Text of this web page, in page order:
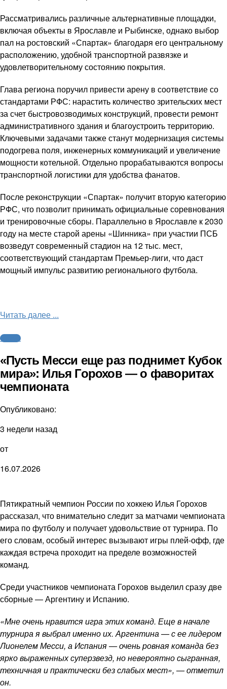
Рассматривались различные альтернативные площадки,
включая объекты в Ярославле и Рыбинске, однако выбор
пал на ростовский «Спартак» благодаря его центральному
расположению, удобной транспортной развязке и
удовлетворительному состоянию покрытия.
Глава региона поручил привести арену в соответствие со
стандартами РФС: нарастить количество зрительских мест
за счет быстровозводимых конструкций, провести ремонт
административного здания и благоустроить территорию.
Ключевыми задачами также станут модернизация системы
подогрева поля, инженерных коммуникаций и увеличение
мощности котельной. Отдельно прорабатываются вопросы
транспортной логистики для удобства фанатов.
После реконструкции «Спартак» получит вторую категорию
РФС, что позволит принимать официальные соревнования
и тренировочные сборы. Параллельно в Ярославле к 2030
году на месте старой арены «Шинника» при участии ПСБ
возведут современный стадион на 12 тыс. мест,
соответствующий стандартам Премьер-лиги, что даст
мощный импульс развитию регионального футбола.
Читать далее ...
Футбол
«Пусть Месси еще раз поднимет Кубок
мира»: Илья Горохов — о фаворитах
чемпионата
Опубликовано:
3 недели назад
от
16.07.2026
Пятикратный чемпион России по хоккею Илья Горохов
рассказал, что внимательно следит за матчами чемпионата
мира по футболу и получает удовольствие от турнира. По
его словам, особый интерес вызывают игры плей-офф, где
каждая встреча проходит на пределе возможностей
команд.
Среди участников чемпионата Горохов выделил сразу две
сборные — Аргентину и Испанию.
«Мне очень нравится игра этих команд. Еще в начале
турнира я выбрал именно их. Аргентина — с ее лидером
Лионелем Месси, а Испания — очень ровная команда без
ярко выраженных суперзвезд, но невероятно сыгранная,
техничная и практически без слабых мест», — отметил
он.